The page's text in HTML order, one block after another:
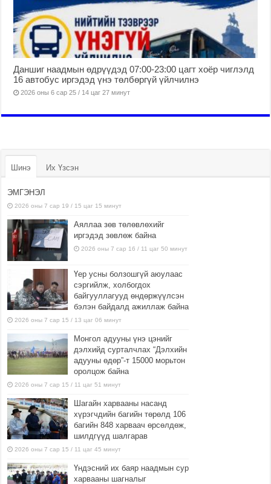
Даншиг наадмын өдрүүдэд 07:00-23:00 цагт хоёр чиглэлд
16 автобус иргэдэд үнэ төлбөргүй үйлчилнэ
2026 оны 6 сар 25 / 14 цаг 27 минут
Шинэ Их Үзсэн
ЭМГЭНЭЛ
2026 оны 7 сар 19 / 15 цаг 15 минут
Аяллаа зөв төлөвлөхийг
иргэдэд зөвлөж байна
2026 оны 7 сар 16 / 11 цаг 50 минут
Үер усны болзошгүй аюулаас
сэргийлж, холбогдох
байгууллагууд өндөржүүлсэн
бэлэн байдалд ажиллаж байна
2026 оны 7 сар 15 / 13 цаг 06 минут
Монгол адууны үнэ цэнийг
дэлхийд сурталчлах “Дэлхийн
адууны өдөр”-т 15000 морьтон
оролцож байна
2026 оны 7 сар 15 / 11 цаг 51 минут
Шагайн харвааны насанд
хүрэгчдийн багийн төрөлд 106
багийн 848 харваач өрсөлдөж,
шилдгүүд шалгарав
2026 оны 7 сар 15 / 11 цаг 45 минут
Үндэсний их баяр наадмын сур
харвааны шагналыг